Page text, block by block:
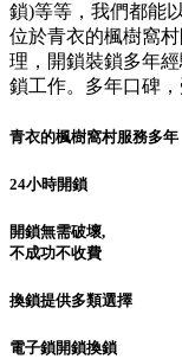
鎖)等等，我們都能
位於青衣的楓樹窩
理，開鎖裝鎖多年
鎖工作。多年口碑
青衣的楓樹窩村服務多年
24小時開鎖
開鎖無需破壞,
不成功不收費
換鎖提供多類選擇
電子鎖開鎖換鎖